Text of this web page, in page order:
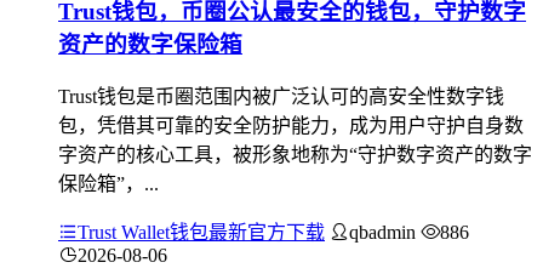
Trust钱包，币圈公认最安全的钱包，守护数字
资产的数字保险箱
Trust钱包是币圈范围内被广泛认可的高安全性数字钱
包，凭借其可靠的安全防护能力，成为用户守护自身数
字资产的核心工具，被形象地称为“守护数字资产的数字
保险箱”，...
Trust Wallet钱包最新官方下载 qbadmin
886
2026-08-06